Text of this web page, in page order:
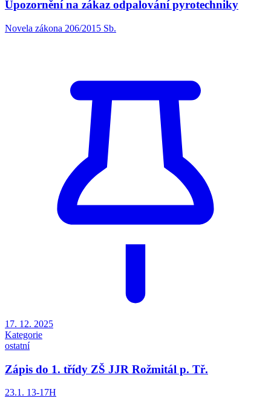
Upozornění na zákaz odpalování pyrotechniky
Novela zákona 206/2015 Sb.
17. 12. 2025
Kategorie
ostatní
Zápis do 1. třídy ZŠ JJR Rožmitál p. Tř.
23.1. 13-17H